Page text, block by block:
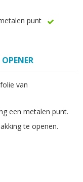
punt
van
een metalen punt.
te openen.